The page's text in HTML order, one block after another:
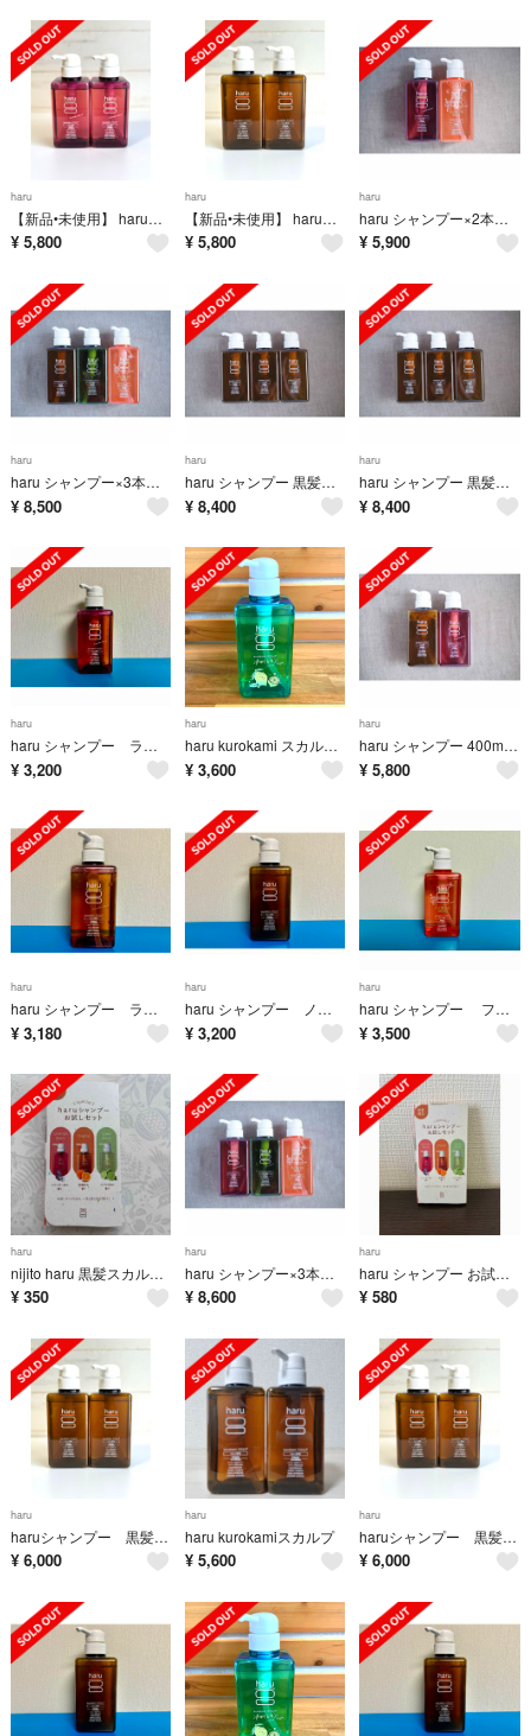
haru
【新品•未使用】 haruシャンプー 黒髪スカルプ ラベンダーブレンド 2本
¥ 5,800
haru
【新品•未使用】 haruシャンプー 黒髪スカルプ オリジナル 2本
¥ 5,800
haru
haru シャンプー×2本（ラベンダー、スプリングレシピ）
¥ 5,900
haru
haru シャンプー×3本（オリジナル、グリーンブレンド、スプリングレシピ）
¥ 8,500
haru
haru シャンプー 黒髪スカルプ 400ml×3本
¥ 8,400
haru
haru シャンプー 黒髪スカルプ 400ml×3本
¥ 8,400
haru
haru シャンプー ラベンダー
¥ 3,200
haru
haru kurokami スカルプ シャンプー サマーレシピ 400ml
¥ 3,600
haru
haru シャンプー 400ml×2本（オリジナル×1本/ラベンダー×1本）
¥ 5,800
haru
haru シャンプー ラベンダーブレンド
¥ 3,180
haru
haru シャンプー ノーマル 柑橘系 オリジナル
¥ 3,200
haru
haru シャンプー フラワーミント スプリングレシピ
¥ 3,500
haru
nijito haru 黒髪スカルプシャンプー お試しセット
¥ 350
haru
haru シャンプー×3本（ラベンダー、グリーン、スプリングレシピ）
¥ 8,600
haru
haru シャンプー お試しセット 3種 各10mL
¥ 580
haru
haruシャンプー 黒髪スカルプ オリジナル（柑橘系の香り） 2本
¥ 6,000
haru
haru kurokamiスカルプ
¥ 5,600
haru
haruシャンプー 黒髪スカルプ オリジナル（柑橘系の香り） 2本
¥ 6,000